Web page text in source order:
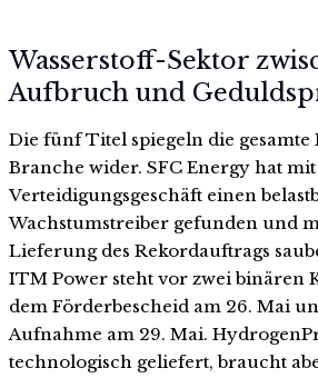
Wasserstoff-Sektor
Aufbruch und
Die fünf Titel spiegeln die gesamte
Branche wider. SFC Energy hat
Verteidigungsgeschäft einen
Wachstumstreiber gefunden und
Lieferung des Rekordauftrags
ITM Power steht vor zwei binären
dem Förderbescheid am 26. Mai
Aufnahme am 29. Mai.
technologisch geliefert, braucht